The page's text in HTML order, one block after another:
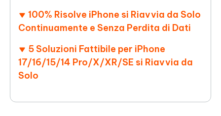
100% Risolve iPhone si Riavvia da Solo
Continuamente e Senza Perdita di Dati
5 Soluzioni Fattibile per iPhone
17/16/15/14 Pro/X/XR/SE si Riavvia da
Solo